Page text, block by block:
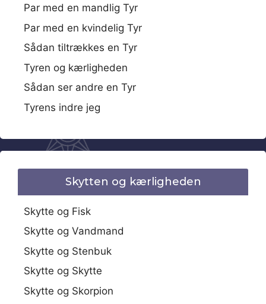
Par med en mandlig Tyr
Par med en kvindelig Tyr
Sådan tiltrækkes en Tyr
Tyren og kærligheden
Sådan ser andre en Tyr
Tyrens indre jeg
Skytten og kærligheden
Skytte og Fisk
Skytte og Vandmand
Skytte og Stenbuk
Skytte og Skytte
Skytte og Skorpion